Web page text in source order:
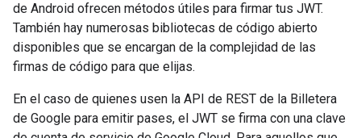
de Android ofrecen métodos útiles para firmar tus JWT.
También hay numerosas bibliotecas de código abierto
disponibles que se encargan de la complejidad de las
firmas de código para que elijas.
En el caso de quienes usen la API de REST de la Billetera
de Google para emitir pases, el JWT se firma con una clave